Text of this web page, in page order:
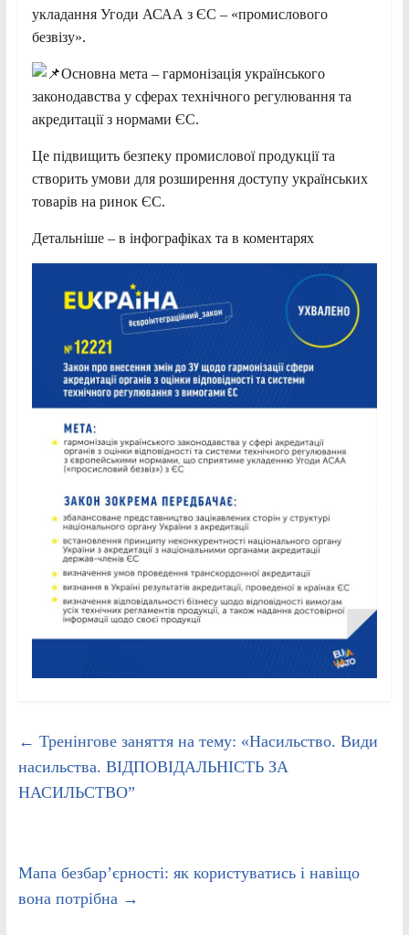
укладання Угоди АСАА з ЄС – «промислового
безвізу».
Основна мета – гармонізація українського
законодавства у сферах технічного регулювання та
акредитації з нормами ЄС.
Це підвищить безпеку промислової продукції та
створить умови для розширення доступу українських
товарів на ринок ЄС.
Детальніше – в інфографіках та в коментарях
← Тренінгове заняття на тему: «Насильство. Види
насильства. ВІДПОВІДАЛЬНІСТЬ ЗА
НАСИЛЬСТВО”
Мапа безбар’єрності: як користуватись і навіщо
вона потрібна →